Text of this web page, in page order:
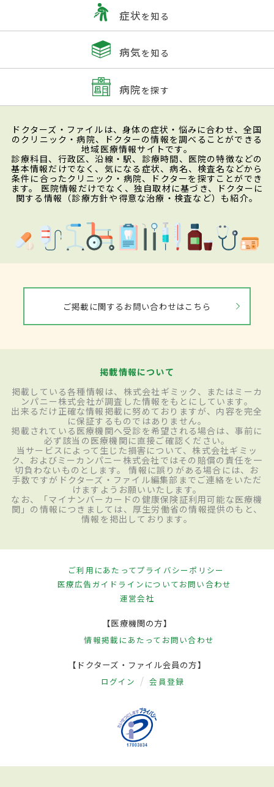
症状を知る
病気を知る
病院を探す
ドクターズ・ファイルは、身体の症状・悩みに合わせ、全国
のクリニック・病院、ドクターの情報を調べることができる
地域医療情報サイトです。
診療科目、行政区、沿線・駅、診療時間、医院の特徴などの
基本情報だけでなく、気になる症状、病名、検査名などから
条件に合ったクリニック・病院、ドクターを探すことができ
ます。 医院情報だけでなく、独自取材に基づき、ドクターに
関する情報（診療方針や得意な治療・検査など）も紹介。
ご掲載に関するお問い合わせはこちら
掲載情報について
掲載している各種情報は、株式会社ギミック、またはミーカ
ンパニー株式会社が調査した情報をもとにしています。
出来るだけ正確な情報掲載に努めておりますが、内容を完全
に保証するものではありません。
掲載されている医療機関へ受診を希望される場合は、事前に
必ず該当の医療機関に直接ご確認ください。
当サービスによって生じた損害について、株式会社ギミッ
ク、およびミーカンパニー株式会社ではその賠償の責任を一
切負わないものとします。 情報に誤りがある場合には、お
手数ですがドクターズ・ファイル編集部までご連絡をいただ
けますようお願いいたします。
なお、「マイナンバーカードの健康保険証利用可能な医療機
関」の情報につきましては、厚生労働省の情報提供のもと、
情報を掲出しております。
ご利用にあたってプライバシーポリシー
医療広告ガイドラインについてお問い合わせ
運営会社
【医療機関の方】
情報掲載にあたって お問い合わせ
【ドクターズ・ファイル会員の方】
ログイン 会員登録